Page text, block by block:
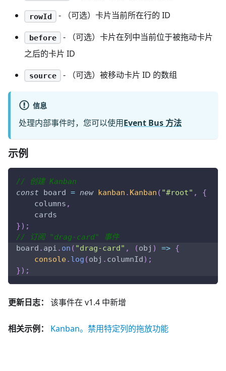
rowId - （可选）卡片当前所在行的 ID
before
- （可选）卡片在列中当前位于被拖动卡片
之后的卡片 ID
source - （可选）被移动卡片 ID 的数组
信息
处理内部事件时，您可以使用Event Bus 方法
示例
// 创建 Kanban
const board = new kanban . Kanban ( "#root" ,
{
    columns
,
    cards
}) ;
// 订阅 "drag-card" 事件
board . api . on ( "drag-card" , (obj ) => {
console. log (obj . columnId) ;
}) ;
更新日志： 该事件在 v1.4 中新增
相关示例： Kanban。禁用特定列的拖放功能